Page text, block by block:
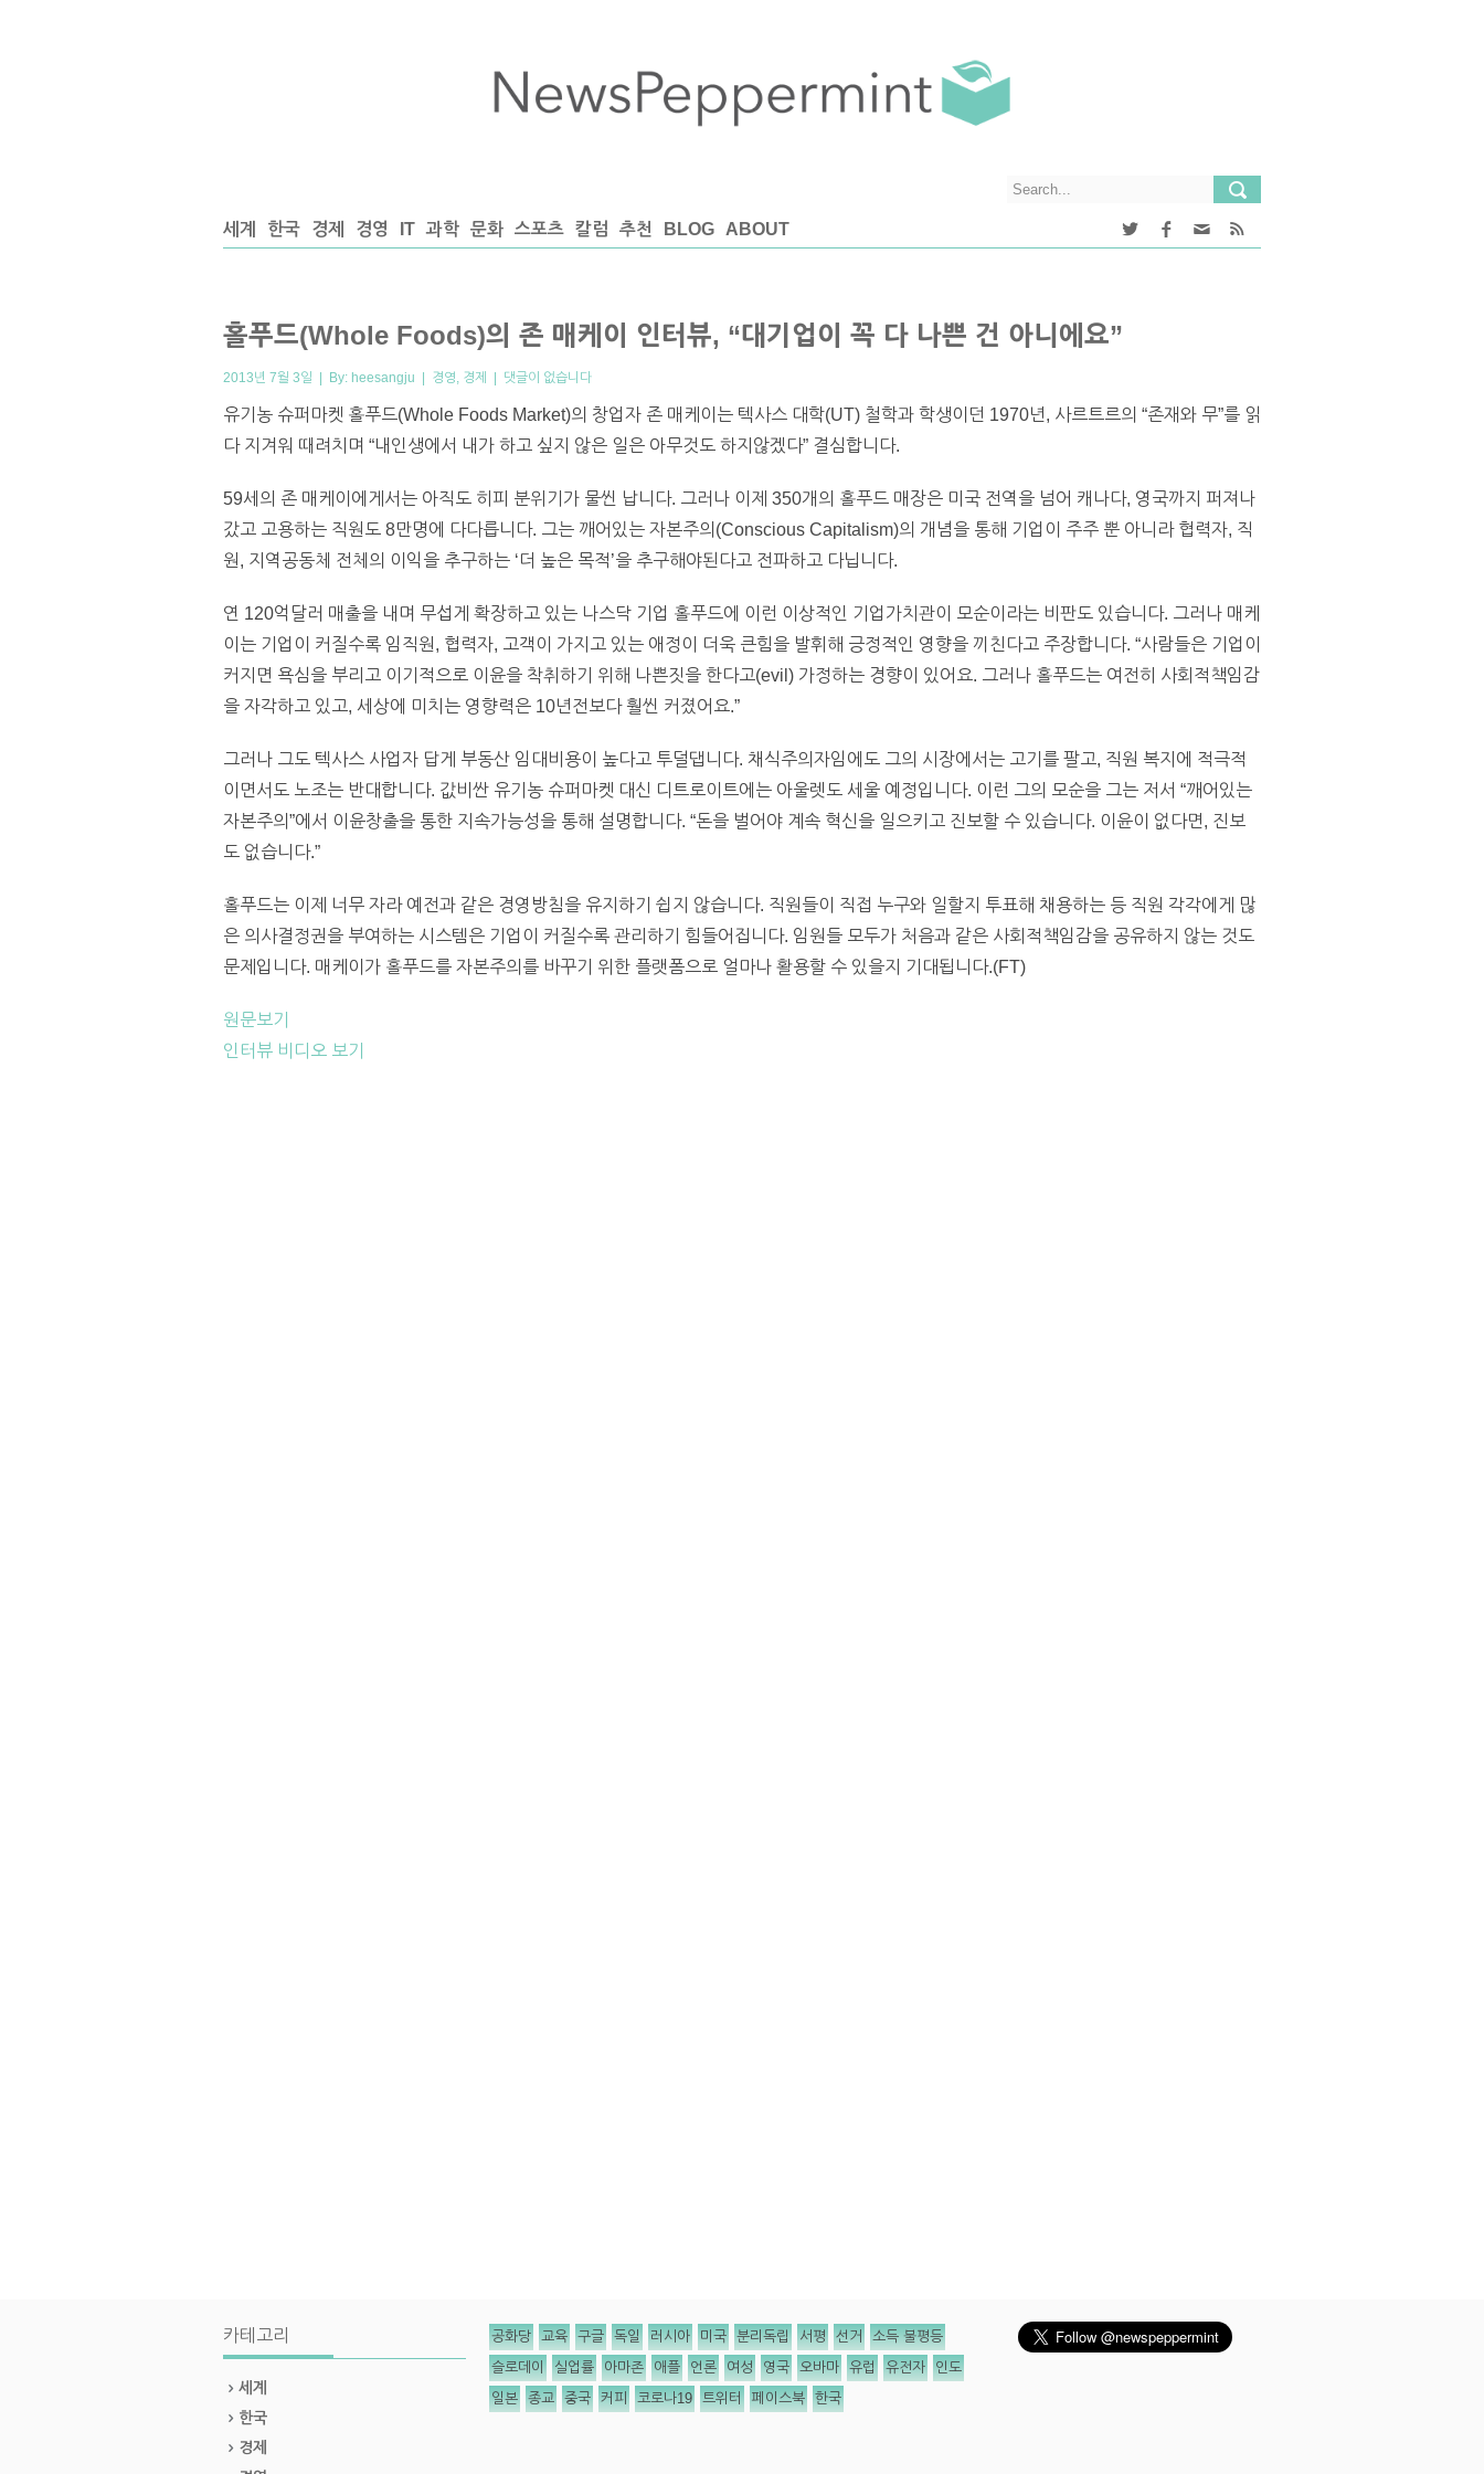
세계 한국 경제 경영 IT 과학 문화 스포츠 칼럼 추천 BLOG ABOUT
홀푸드(Whole Foods)의 존 매케이 인터뷰, “대기업이 꼭 다 나쁜 건 아니에요”
2013년 7월 3일 | By: heesangju | 경영, 경제 | 댓글이 없습니다
유기농 슈퍼마켓 홀푸드(Whole Foods Market)의 창업자 존 매케이는 텍사스 대학(UT) 철학과 학생이던 1970년, 사르트르의 “존재와 무”를 읽
다 지겨워 때려치며 “내인생에서 내가 하고 싶지 않은 일은 아무것도 하지않겠다” 결심합니다.
59세의 존 매케이에게서는 아직도 히피 분위기가 물씬 납니다. 그러나 이제 350개의 홀푸드 매장은 미국 전역을 넘어 캐나다, 영국까지 퍼져나
갔고 고용하는 직원도 8만명에 다다릅니다. 그는 깨어있는 자본주의(Conscious Capitalism)의 개념을 통해 기업이 주주 뿐 아니라 협력자, 직
원, 지역공동체 전체의 이익을 추구하는 ‘더 높은 목적’을 추구해야된다고 전파하고 다닙니다.
연 120억달러 매출을 내며 무섭게 확장하고 있는 나스닥 기업 홀푸드에 이런 이상적인 기업가치관이 모순이라는 비판도 있습니다. 그러나 매케
이는 기업이 커질수록 임직원, 협력자, 고객이 가지고 있는 애정이 더욱 큰힘을 발휘해 긍정적인 영향을 끼친다고 주장합니다. “사람들은 기업이
커지면 욕심을 부리고 이기적으로 이윤을 착취하기 위해 나쁜짓을 한다고(evil) 가정하는 경향이 있어요. 그러나 홀푸드는 여전히 사회적책임감
을 자각하고 있고, 세상에 미치는 영향력은 10년전보다 훨씬 커졌어요.”
그러나 그도 텍사스 사업자 답게 부동산 임대비용이 높다고 투덜댑니다. 채식주의자임에도 그의 시장에서는 고기를 팔고, 직원 복지에 적극적
이면서도 노조는 반대합니다. 값비싼 유기농 슈퍼마켓 대신 디트로이트에는 아울렛도 세울 예정입니다. 이런 그의 모순을 그는 저서 “깨어있는
자본주의”에서 이윤창출을 통한 지속가능성을 통해 설명합니다. “돈을 벌어야 계속 혁신을 일으키고 진보할 수 있습니다. 이윤이 없다면, 진보
도 없습니다.”
홀푸드는 이제 너무 자라 예전과 같은 경영방침을 유지하기 쉽지 않습니다. 직원들이 직접 누구와 일할지 투표해 채용하는 등 직원 각각에게 많
은 의사결정권을 부여하는 시스템은 기업이 커질수록 관리하기 힘들어집니다. 임원들 모두가 처음과 같은 사회적책임감을 공유하지 않는 것도
문제입니다. 매케이가 홀푸드를 자본주의를 바꾸기 위한 플랫폼으로 얼마나 활용할 수 있을지 기대됩니다.(FT)
원문보기
인터뷰 비디오 보기
카테고리
세계
한국
경제
공화당 교육 구글 독일 러시아 미국 분리독립 서평 선거 소득 불평등
슬로데이 실업률 아마존 애플 언론 여성 영국 오바마 유럽 유전자 인도
일본 종교 중국 커피 코로나19 트위터 페이스북 한국